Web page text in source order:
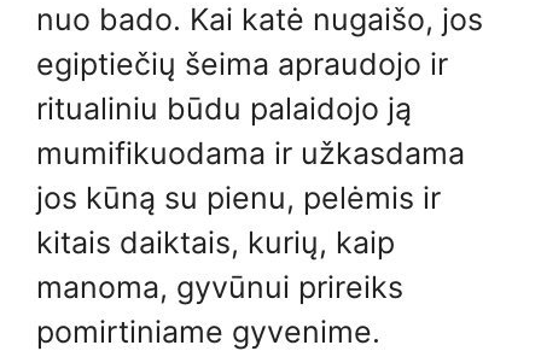
nuo bado. Kai katė nugaišo, jos
egiptiečių šeima apraudojo ir
ritualiniu būdu palaidojo ją
mumifikuodama ir užkasdama
jos kūną su pienu, pelėmis ir
kitais daiktais, kurių, kaip
manoma, gyvūnui prireiks
pomirtiniame gyvenime.